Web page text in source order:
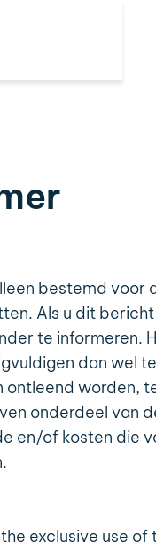
bestemd
Als u dit
te informeren.
dan wel
ontleend worden,
onderdeel van
en/of kosten die
exclusive use